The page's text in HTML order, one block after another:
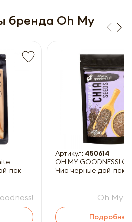
бренда Oh My
пак
Артикул: 450614
OH MY GOODNESS!
Чиа черные дой-пак
Oh My
Подробнее
прайс-лист